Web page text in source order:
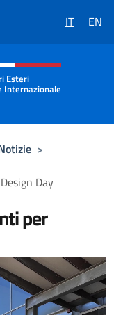
IT EN
e menù
Esteri
Internazionale
>
Day
per